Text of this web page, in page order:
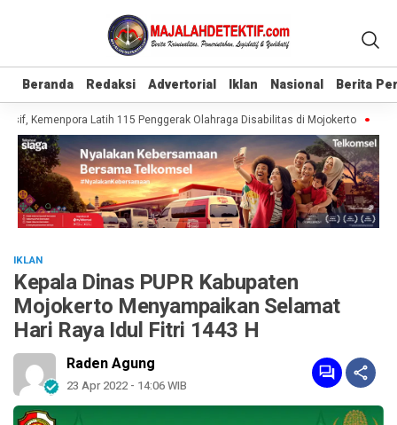
Beranda Redaksi Advertorial Iklan Nasional Berita
Beranda Redaksi Advertorial Iklan Nasional Berita
Kemenpora Latih 115 Penggerak Olahraga Disabilitas di Mojokerto
IKLAN
Kepala Dinas PUPR Kabupaten
Mojokerto Menyampaikan Selamat
Hari Raya Idul Fitri 1443 H
Raden Agung
23 Apr 2022 - 14:06 WIB